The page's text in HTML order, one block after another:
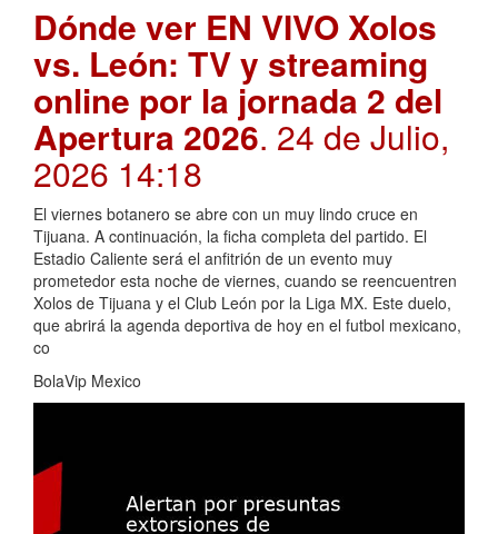
Dónde ver EN VIVO Xolos
vs. León: TV y streaming
online por la jornada 2 del
Apertura 2026. 24 de Julio,
2026 14:18
El viernes botanero se abre con un muy lindo cruce en
Tijuana. A continuación, la ficha completa del partido. El
Estadio Caliente será el anfitrión de un evento muy
prometedor esta noche de viernes, cuando se reencuentren
Xolos de Tijuana y el Club León por la Liga MX. Este duelo,
que abrirá la agenda deportiva de hoy en el futbol mexicano,
co
BolaVip Mexico